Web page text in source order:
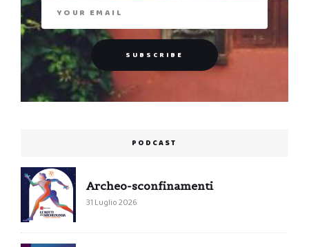
PODCAST
Archeo-sconfinamenti
31 Luglio 2026